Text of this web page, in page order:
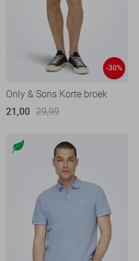
-30%
Only & Sons Korte broek
21,00 29,99